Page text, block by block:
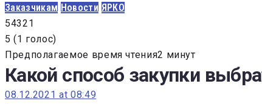
Заказчикам Новости ЯРКО
54321
5 (1 голос)
Предполагаемое время чтения2 минут
Какой способ закупки
08.12.2021 at 08:49